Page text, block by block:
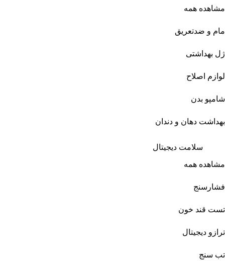
مشاهده همه
مام و ضدتعریق
ژل بهداشتی
لوازم اصلاح
شامپو بدن
بهداشت دهان و دندان
سلامت دیجیتال
مشاهده همه
فشارسنج
تست قند خون
ترازو دیجیتال
تب سنج